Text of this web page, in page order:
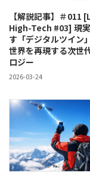
【解説記事】＃011
High-Tech #03] 現
す「デジタルツイン
世界を再現する次世
ロジー
2026-03-24